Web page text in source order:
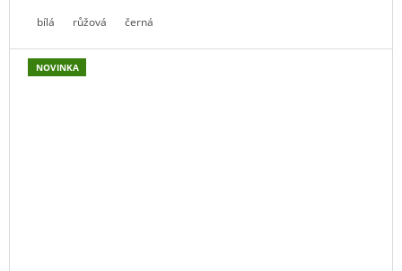
bílá růžová černá
NOVINKA